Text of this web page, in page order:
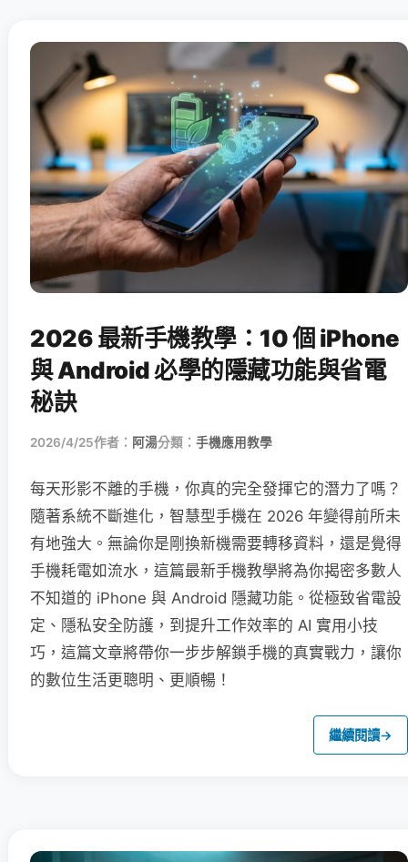
2026 最新手機教學：10 個 iPhone
與 Android 必學的隱藏功能與省電
秘訣
2026/4/25作者： 阿湯分類： 手機應用教學
每天形影不離的手機，你真的完全發揮它的潛力了嗎？
隨著系統不斷進化，智慧型手機在 2026 年變得前所未
有地強大。無論你是剛換新機需要轉移資料，還是覺得
手機耗電如流水，這篇最新手機教學將為你揭密多數人
不知道的 iPhone 與 Android 隱藏功能。從極致省電設
定、隱私安全防護，到提升工作效率的 AI 實用小技
巧，這篇文章將帶你一步步解鎖手機的真實戰力，讓你
的數位生活更聰明、更順暢！
繼續閱讀→